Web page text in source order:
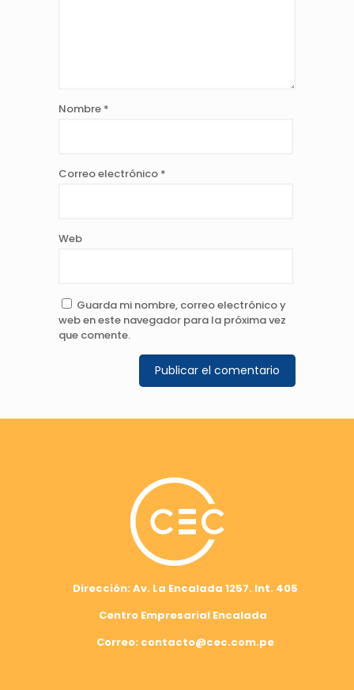
Nombre *
Correo electrónico *
Web
Guarda mi nombre, correo electrónico y
web en este navegador para la próxima vez
que comente.
Dirección: Av. La Encalada 1257. Int. 405
Centro Empresarial Encalada
Correo: contacto@cec.com.pe